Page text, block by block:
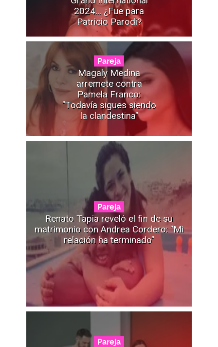
2024... ¿Fue para
Patricio Parodi?
Pareja
Magaly Medina
arremete contra
Pamela Franco:
"Todavía sigues siendo
la clandestina"
Pareja
Renato Tapia reveló el fin de su
matrimonio con Andrea Cordero: "Mi
relación ha terminado"
Pareja